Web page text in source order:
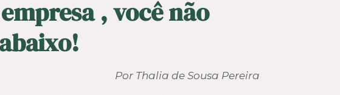
, você não
Por Thalia de Sousa Pereira